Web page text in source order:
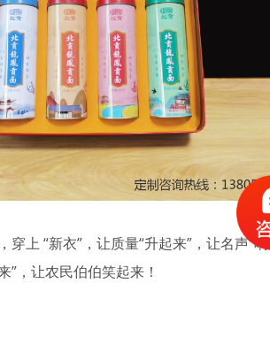
穿上 “新衣”，让质量“升起来”，让名声“响
”，让农民伯伯笑起来！